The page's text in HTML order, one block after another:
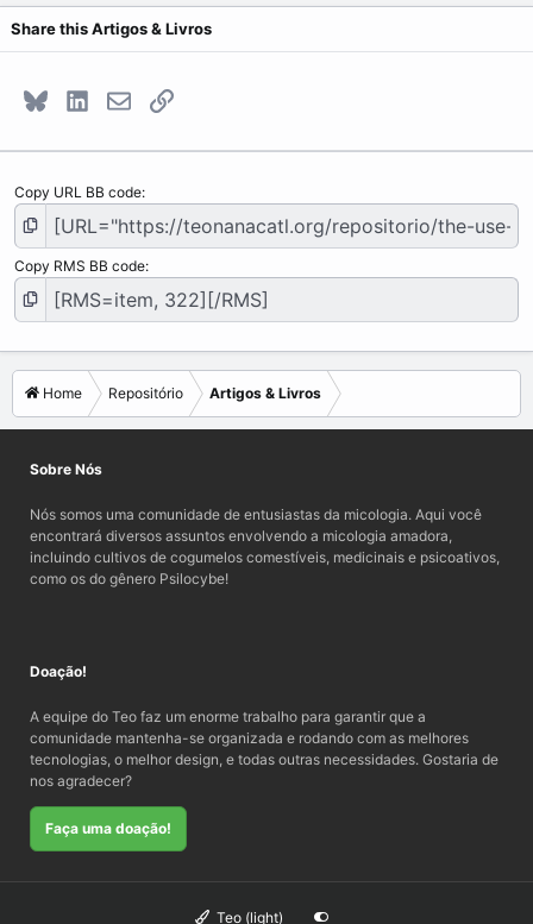
Share this Artigos & Livros
Bluesky LinkedInE-mailLink
Copy URL BB code
Copy RMS BB code
Home Repositório Artigos & Livros
Sobre Nós
Nós somos uma comunidade de entusiastas da micologia. Aqui você
encontrará diversos assuntos envolvendo a micologia amadora,
incluindo cultivos de cogumelos comestíveis, medicinais e psicoativos,
como os do gênero Psilocybe!
Doação!
A equipe do Teo faz um enorme trabalho para garantir que a
comunidade mantenha-se organizada e rodando com as melhores
tecnologias, o melhor design, e todas outras necessidades. Gostaria de
nos agradecer?
Faça uma doação!
Teo (light)